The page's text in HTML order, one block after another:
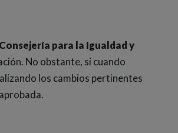
para la Igualdad y
No obstante, si cuando
los cambios pertinentes